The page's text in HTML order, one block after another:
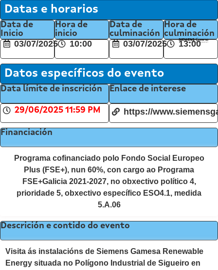
Datas e horarios
Data de
Inicio
03/07/2025
Hora de
inicio
10:00
Data de
culminación
03/07/2025
Hora de
culminación
13:00
Datos específicos do evento
Data límite de inscrición
29/06/2025 11:59 PM
Enlace de interese
https://
Financiación
Programa cofinanciado polo Fondo Social Europeo
Plus (FSE+), nun 60%, con cargo ao Programa
FSE+Galicia 2021-2027, no obxectivo político 4,
prioridade 5, obxectivo específico ESO4.1, medida
5.A.06
Descrición e contido do evento
Visita ás instalacións de Siemens Gamesa Renewable
Energy situada no Polígono Industrial de Sigueiro en